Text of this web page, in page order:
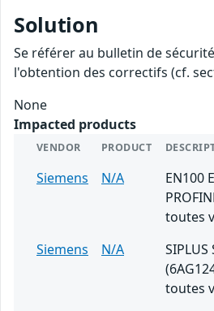
Solution
Se référer au bulletin de
l'obtention des correctifs (cf.
None
Impacted products
VENDOR PRODUCT
Siemens N/A
EN100
toutes
Siemens
N/A
SIPLUS
toutes